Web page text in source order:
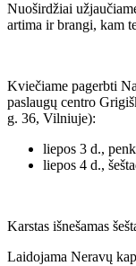
Nuoširdžiai
artima ir brangi, kam
Kviečiame pagerbti
paslaugų centro
g. 36, Vilniuje):
liepos 3 d.,
liepos 4 d.,
Karstas išnešamas
Laidojama Neravų